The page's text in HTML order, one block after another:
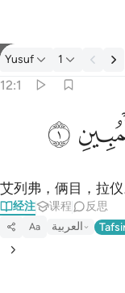
经注: Yusuf 12:1
Yusuf 1
12:1
تلك ايات الكتاب المبين ١
ٱلْكِتَـٰبِ ٱلْمُبِينِ ١
ﲘ
艾列弗，俩目，拉
经注 课程 反思
Aa العربية